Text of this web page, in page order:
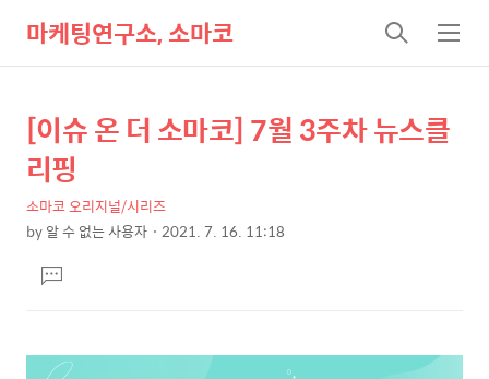
마케팅연구소, 소마코
검
색
메
뉴
상
세
텐
본
문
제
목
[이슈 온 더 소마코] 7월 3주차 뉴스클
리핑
소마코 오리지널/시리즈
by알 수 없는 사용자 2021. 7. 16. 11:18
문댓
글